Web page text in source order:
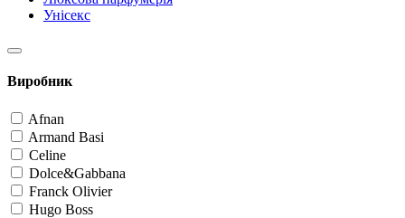
Унісекс
Виробник
Afnan
Armand Basi
Celine
Dolce&Gabbana
Franck Olivier
Hugo Boss